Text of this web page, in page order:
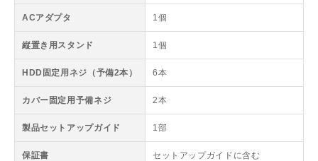
ACアダプタ 1個
縦置き用スタンド 1個
HDD固定用ネジ（予備2本） 6本
カバー固定用予備ネジ 2本
製品セットアップガイド 1部
保証書 セットアップガイドに含む